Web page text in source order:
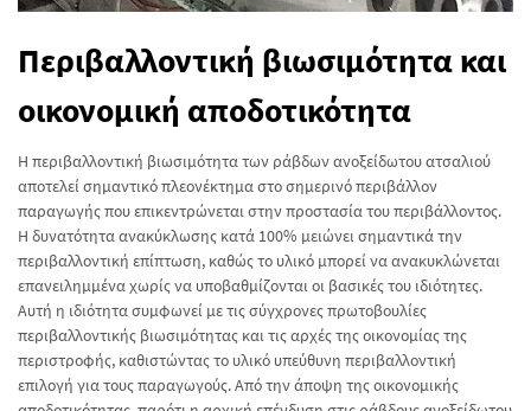
Περιβαλλοντική βιωσιμότητα και
οικονομική αποδοτικότητα
Η περιβαλλοντική βιωσιμότητα των ράβδων ανοξείδωτου ατσαλιού
αποτελεί σημαντικό πλεονέκτημα στο σημερινό περιβάλλον
παραγωγής που επικεντρώνεται στην προστασία του περιβάλλοντος.
Η δυνατότητα ανακύκλωσης κατά 100% μειώνει σημαντικά την
περιβαλλοντική επίπτωση, καθώς το υλικό μπορεί να ανακυκλώνεται
επανειλημμένα χωρίς να υποβαθμίζονται οι βασικές του ιδιότητες.
Αυτή η ιδιότητα συμφωνεί με τις σύγχρονες πρωτοβουλίες
περιβαλλοντικής βιωσιμότητας και τις αρχές της οικονομίας της
περιστροφής, καθιστώντας το υλικό υπεύθυνη περιβαλλοντική
επιλογή για τους παραγωγούς. Από την άποψη της οικονομικής